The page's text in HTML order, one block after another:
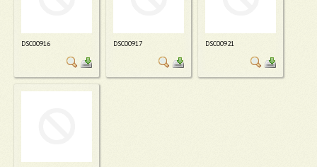
DSC00916 DSC00917 DSC00921